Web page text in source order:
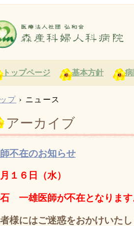
トップページ 基本方針
プ › ニュース
アーカイブ
不在のお知らせ
月１６ 日（水）
一雄医師が不在となります
様にはご迷惑をおかけいたし